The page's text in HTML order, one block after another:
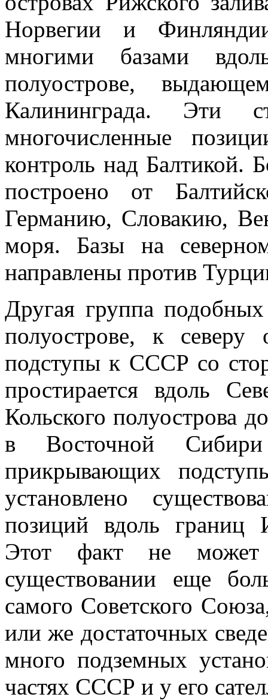
Норвегии и
многими базами
полуострове,
Калининграда. Эти
многочисленные
контроль над Балтикой.
построено от
Германию, Словакию,
моря. Базы на
направлены против
Другая группа
полуострове, к
подступы к СССР со
простирается вдоль
Кольского полуострова
в Восточной
прикрывающих
установлено
позиций вдоль границ
Этот факт не может
существовании еще
самого Советского
или же достаточных
много подземных
частях СССР и у его